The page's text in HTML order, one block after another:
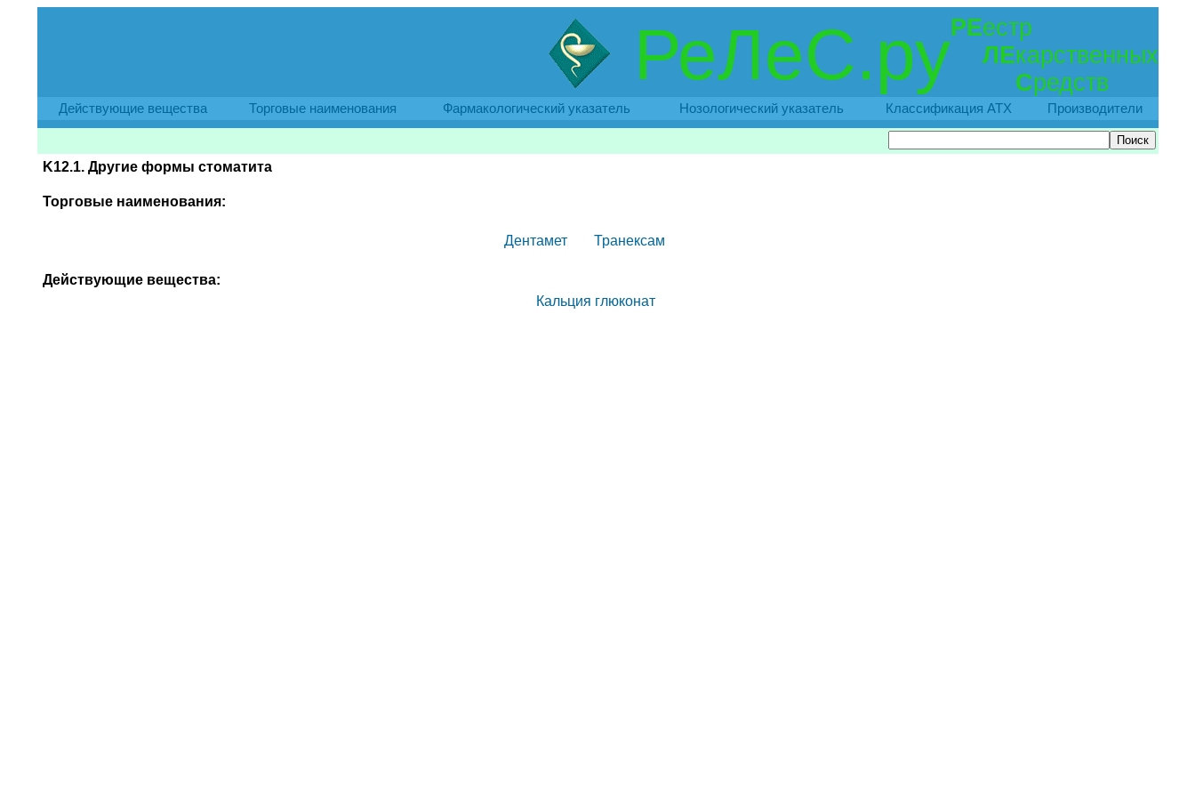
РеЛеС.руРЕестр
ЛЕкарственных
Средств
Действующие вещества Торговые наименования Фармакологический указатель Нозологический указатель Классификация АТХ Производители
K12.1. Другие формы стоматита
Торговые наименования:
Дентамет Транексам
Действующие вещества:
Кальция глюконат